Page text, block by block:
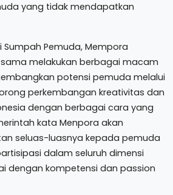
yang tidak mendapatkan
Pemuda, Mempora
melakukan berbagai macam
potensi pemuda melalui
perkembangan kreativitas dan
dengan berbagai cara yang
kata Menpora akan
seluas-luasnya kepada pemuda
dalam seluruh dimensi
dengan kompetensi dan passion